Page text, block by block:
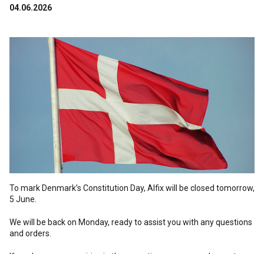
Binder / Primer
Tile grouts
Cleaning and maintenance
Smooth rendering and paints
Acoustic underlay
Downloads
Reliability
References
History
Downloads
CONTACT
Employees
Technical Questions
Distributors
SE
04.06.2026
To mark Denmark’s Constitution Day, Alfix will be closed tomorrow,
5 June.
We will be back on Monday, ready to assist you with any questions
and orders.